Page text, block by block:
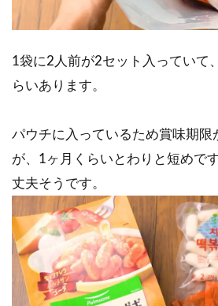
1袋に2人前が2セット入っていて
らいあります。
パウチに入っているため賞味期限
が、1ヶ月くらいとわりと短めで
丈夫そうです。